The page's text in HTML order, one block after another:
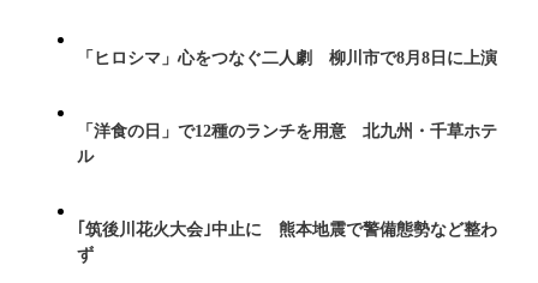
「ヒロシマ」心をつなぐ二人劇 柳川市で8月8日に上演
「洋食の日」で12種のランチを用意 北九州・千草ホテ
ル
｢筑後川花火大会｣中止に 熊本地震で警備態勢など整わ
ず